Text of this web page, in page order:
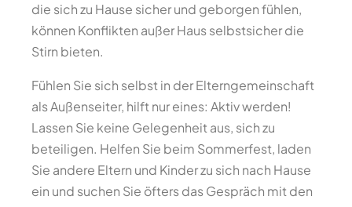
die sich zu Hause sicher und geborgen fühlen,
können Konflikten außer Haus selbstsicher die
Stirn bieten.
Fühlen Sie sich selbst in der Elterngemeinschaft
als Außenseiter, hilft nur eines: Aktiv werden!
Lassen Sie keine Gelegenheit aus, sich zu
beteiligen. Helfen Sie beim Sommerfest, laden
Sie andere Eltern und Kinder zu sich nach Hause
ein und suchen Sie öfters das Gespräch mit den